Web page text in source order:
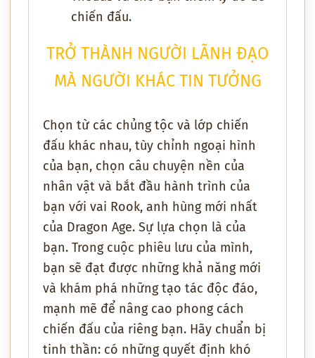
chiến đấu.
TRỞ THÀNH NGƯỜI LÃNH ĐẠO
MÀ NGƯỜI KHÁC TIN TƯỞNG
Chọn từ các chủng tộc và lớp chiến
đấu khác nhau, tùy chỉnh ngoại hình
của bạn, chọn câu chuyện nền của
nhân vật và bắt đầu hành trình của
bạn với vai Rook, anh hùng mới nhất
của Dragon Age. Sự lựa chọn là của
bạn. Trong cuộc phiêu lưu của mình,
bạn sẽ đạt được những khả năng mới
và khám phá những tạo tác độc đáo,
mạnh mẽ để nâng cao phong cách
chiến đấu của riêng bạn. Hãy chuẩn bị
tinh thần: có những quyết định khó